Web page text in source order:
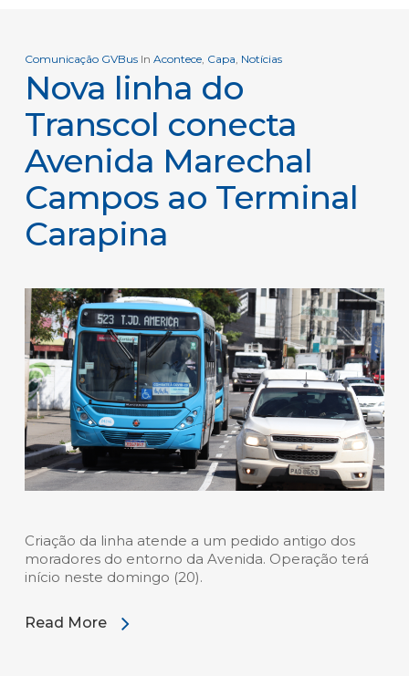
Comunicação GVBus In Acontece, Capa, Notícias
Nova linha do
Transcol conecta
Avenida Marechal
Campos ao Terminal
Carapina
Criação da linha atende a um pedido antigo dos
moradores do entorno da Avenida. Operação terá
início neste domingo (20).
Read More